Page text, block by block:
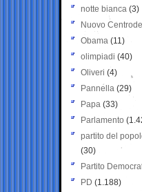
notte bianca (3)
Nuovo
Obama (11)
olimpiadi (40)
Oliveri (4)
Pannella (29)
Papa (33)
Parlamento
partito del
(30)
Partito
PD (1.188)